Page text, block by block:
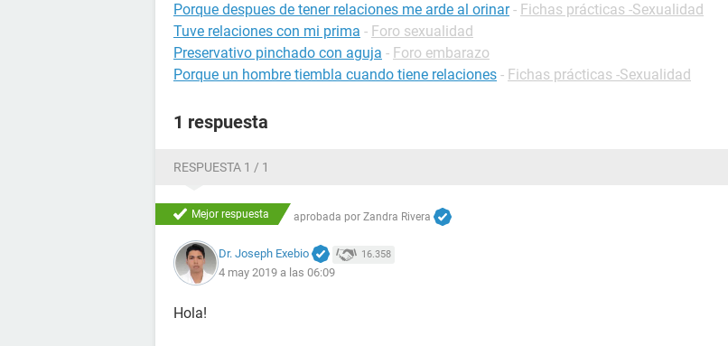
Porque despues de tener relaciones me arde al orinar - Fichas prácticas -Sexualidad
Tuve relaciones con mi prima - Foro sexualidad
Preservativo pinchado con aguja - Foro embarazo
Porque un hombre tiembla cuando tiene relaciones - Fichas prácticas -Sexualidad
1 respuesta
RESPUESTA 1 / 1
Mejor respuesta aprobada por Zandra Rivera
Dr. Joseph Exebio 16.358
4 may 2019 a las 06:09
Hola!